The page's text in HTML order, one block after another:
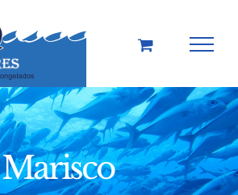
Marisco